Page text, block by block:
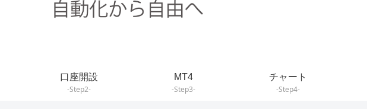
口座開設
-Step2-
MT4
-Step3-
チャート
-Step4-